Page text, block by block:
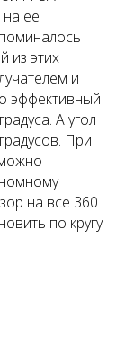
ее
из этих
и
эффективный
А угол
При
на все 360
по кругу